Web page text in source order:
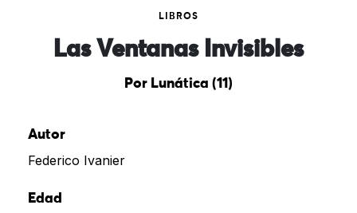
LIBROS
Las Ventanas Invisibles
Por Lunática (11)
Autor
Federico Ivanier
Edad